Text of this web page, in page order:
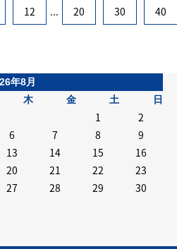
12 ... 20 30 40
年8月
木 金 土 日
1
2
6 7 8
9
13 14 15
16
20 21 22
23
27 28 29
30